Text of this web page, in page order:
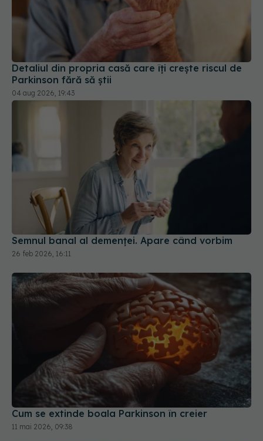
Detaliul din propria casă care îți crește riscul de
Parkinson fără să știi
04 aug 2026, 19:43
Semnul banal al demenței. Apare când vorbim
26 feb 2026, 16:11
Cum se extinde boala Parkinson în creier
11 mai 2026, 09:38